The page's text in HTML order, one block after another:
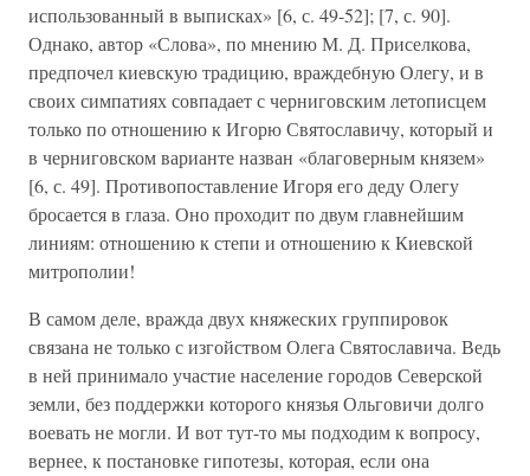
использованный в выписках» [6, с. 49-52]; [7, с. 90].
Однако, автор «Слова», по мнению М. Д. Приселкова,
предпочел киевскую традицию, враждебную Олегу, и в
своих симпатиях совпадает с черниговским летописцем
только по отношению к Игорю Святославичу, который и
в черниговском варианте назван «благоверным князем»
[6, с. 49]. Противопоставление Игоря его деду Олегу
бросается в глаза. Оно проходит по двум главнейшим
линиям: отношению к степи и отношению к Киевской
митрополии!
В самом деле, вражда двух княжеских группировок
связана не только с изгойством Олега Святославича. Ведь
в ней принимало участие население городов Северской
земли, без поддержки которого князья Ольговичи долго
воевать не могли. И вот тут-то мы подходим к вопросу,
вернее, к постановке гипотезы, которая, если она